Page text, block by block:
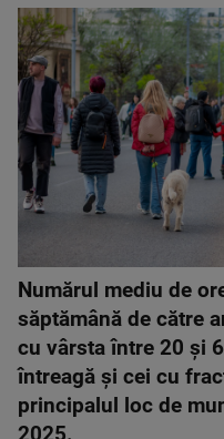
Numărul mediu de
săptămână de către
cu vârsta între 20 şi
întreagă şi cei cu
principalul loc de